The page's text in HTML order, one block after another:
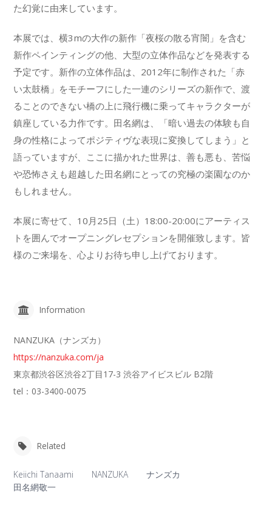
た幻覚に由来しています。
本展では、横3mの大作の新作「夜桜の散る宵闇」を含む
新作ペインティングの他、大型の立体作品などを発表する
予定です。新作の立体作品は、2012年に制作された「赤
い太鼓橋」をモチーフにした一連のシリーズの新作で、渡
ることのできない橋の上に飛行機に乗ってキャラクターが
鎮座している力作です。田名網は、「暗い過去の体験も自
身の性格によってポジティヴな表現に変換してしまう」と
語っていますが、ここに描かれた世界は、善も悪も、苦悩
や恐怖さえも超越した田名網にとっての究極の楽園なのか
もしれません。
本展に寄せて、10月25日（土）18:00-20:00にアーティス
トを囲んでオープニングレセプションを開催致します。皆
様のご来場を、心よりお待ち申し上げております。
Information
NANZUKA（ナンズカ）
https://nanzuka.com/ja
東京都渋谷区渋谷2丁目17-3 渋谷アイビスビル B2階
tel：03-3400-0075
Related
Keiichi Tanaami NANZUKA
ナンズカ
田名網敬一